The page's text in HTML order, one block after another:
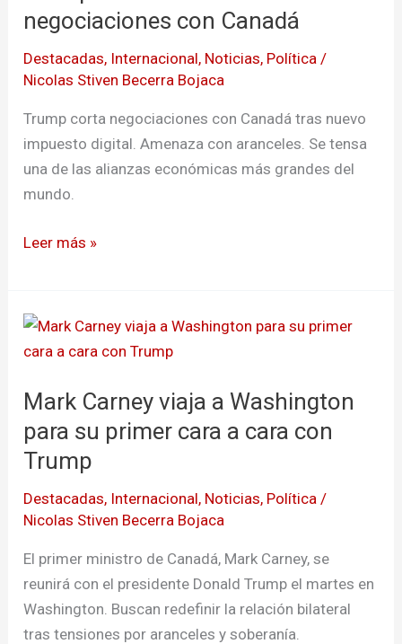
negociaciones con Canadá
Destacadas, Internacional, Noticias, Política /
Nicolas Stiven Becerra Bojaca
Trump corta negociaciones con Canadá tras nuevo
impuesto digital. Amenaza con aranceles. Se tensa
una de las alianzas económicas más grandes del
mundo.
las
con
Canadá
Leer más »
Mark Carney viaja a Washington
para su primer cara a cara con
Trump
Destacadas, Internacional, Noticias, Política /
Nicolas Stiven Becerra Bojaca
El primer ministro de Canadá, Mark Carney, se
reunirá con el presidente Donald Trump el martes en
Washington. Buscan redefinir la relación bilateral
tras tensiones por aranceles y soberanía.
Mark
Carney
a
Washington
para
primer
cara
a
cara
con
Trump